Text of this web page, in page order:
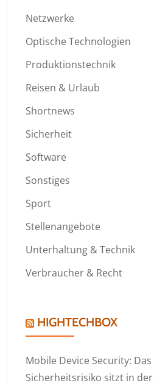
Netzwerke
Optische Technologien
Produktionstechnik
Reisen & Urlaub
Shortnews
Sicherheit
Software
Sonstiges
Sport
Stellenangebote
Unterhaltung & Technik
Verbraucher & Recht
HIGHTECHBOX
Mobile Device Security:
Sicherheitsrisiko sitzt in